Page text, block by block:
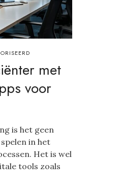
met
voor
is het geen
in het
Het is wel
tools zoals